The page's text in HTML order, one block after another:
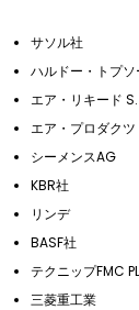
サソル社
ハルドー・トプソ
エア・リキード
エア・プロダク
シーメンスAG
KBR社
リンデ
BASF社
テクニップFMC
三菱重工業